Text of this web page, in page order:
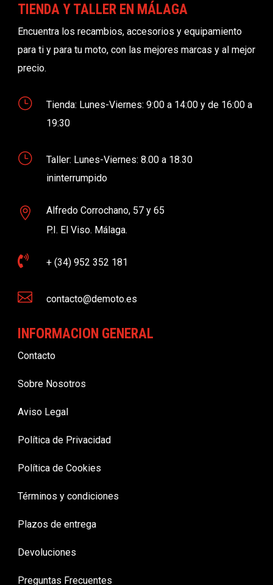
TIENDA Y TALLER EN MÁLAGA
Encuentra los recambios, accesorios y equipamiento
para ti y para tu moto, con las mejores marcas y al mejor
precio.
}
Tienda: Lunes-Viernes: 9:00 a 14:00 y de 16:00 a
19:30
}
Taller: Lunes-Viernes: 8.00 a 18.30
ininterrumpido

Alfredo Corrochano, 57 y 65
P.I. El Viso. Málaga.
 + (34) 952 352 181
 contacto@demoto.es
INFORMACION GENERAL
Contacto
Sobre Nosotros
Aviso Legal
Política de Privacidad
Política de Cookies
Términos y condiciones
Plazos de entrega
Devoluciones
Preguntas Frecuentes